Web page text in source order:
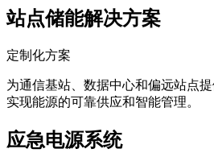
站点储能解决方案
定制化方案
为通信基站、数据中心和偏远站点
实现能源的可靠供应和智能管理。
应急电源系统